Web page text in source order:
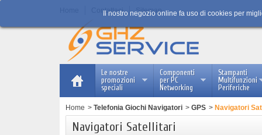
Contattaci Sitemap
Le nostre
promozioni
speciali
Componenti
per PC
Networking
Stampanti
Multifunzioni
Periferiche
Il nostro negozio online fa uso di cookies per
Home > Telefonia Giochi Navigatori > GPS > Navigatori
Navigatori Satellitari